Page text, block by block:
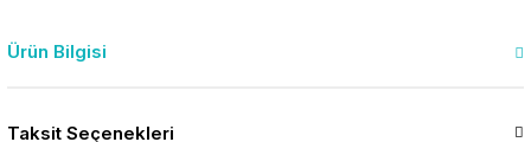
Ürün Bilgisi
Taksit Seçenekleri